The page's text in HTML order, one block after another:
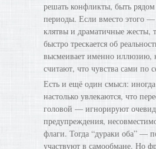
решать конфликты, быть
периоды. Если вместо этого
клятвы и драматичные жесты,
быстро трескается об
высмеивает именно иллюзию,
считают, что чувства сами по
Есть и ещё один смысл:
настолько увлекаются, что
головой — игнорируют
предупреждения,
флаги. Тогда “дураки оба” —
участвуют в самообмане. Но